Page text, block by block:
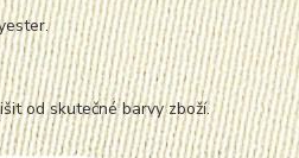
od skutečné barvy zboží.